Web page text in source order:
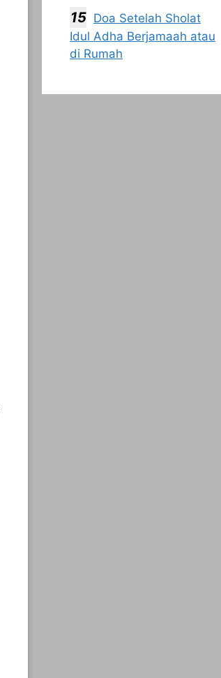
Doa Setelah Sholat
Idul Adha Berjamaah atau
di Rumah